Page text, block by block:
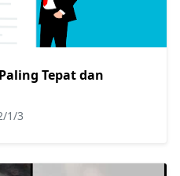
Tepat dan
1/3